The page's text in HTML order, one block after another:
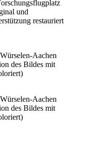
und
restauriert
Aachen
des Bildes mit
Aachen
des Bildes mit